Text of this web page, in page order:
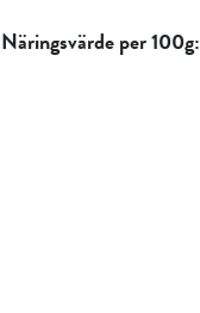
Näringsvärde per 100g: